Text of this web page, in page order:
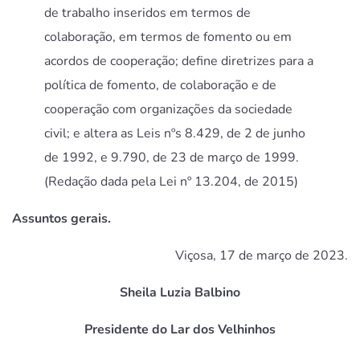
de trabalho inseridos em termos de
colaboração, em termos de fomento ou em
acordos de cooperação; define diretrizes para a
política de fomento, de colaboração e de
cooperação com organizações da sociedade
civil; e altera as Leis nºs 8.429, de 2 de junho
de 1992, e 9.790, de 23 de março de 1999.
(Redação dada pela Lei nº 13.204, de 2015)
Assuntos gerais.
Viçosa, 17 de março de 2023.
Sheila Luzia Balbino
Presidente do Lar dos Velhinhos